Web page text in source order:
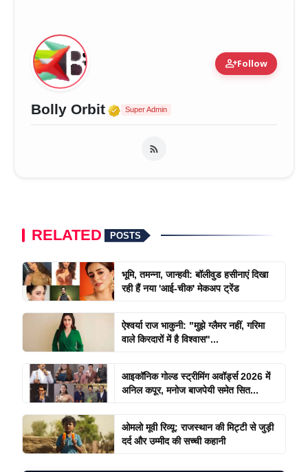
person_addFollow
Bolly Orbit Verified Media or
Super Admin
RELATED POSTS
भूमि, तमन्ना, जान्हवी: बॉलीवुड हसीनाएं दिखा
रही हैं नया 'आई-चीक' मेकअप ट्रेंड
ऐश्वर्या राज भाकुनी: "मुझे ग्लैमर नहीं, गरिमा
वाले किरदारों में है विश्वास"...
आइकॉनिक गोल्ड स्ट्रीमिंग अवॉर्ड्स 2026 में
अनिल कपूर, मनोज बाजपेयी समेत सित...
ओमलो मूवी रिव्यू: राजस्थान की मिट्टी से जुड़ी
दर्द और उम्मीद की सच्ची कहानी